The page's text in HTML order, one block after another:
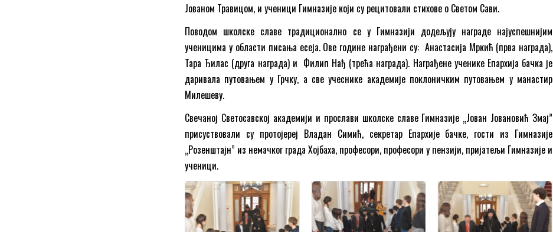
Јованом Травицом, и ученици Гимназије који су рецитовали стихове о Светом Сави.
Поводом школске славе традиционално се у Гимназији додељују награде најуспешнијим
ученицима у области писања есеја. Ове године награђени су: Анастасија Мркић (прва награда),
Тара Ђилас (друга награда) и Филип Нађ (трећа награда). Награђене ученике Епархија бачка је
даривала путовањем у Грчку, а све учеснике академије поклоничким путовањем у манастир
Милешеву.
Свечаној Светосавској академији и прослави школске славе Гимназије „Јован Јовановић Змај”
присуствовали су протојереј Владан Симић, секретар Епархије бачке, гости из Гимназије
„Розенштајн” из немачког града Хојбаха, професори, професори у пензији, пријатељи Гимназије и
ученици.